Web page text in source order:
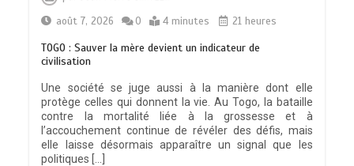
août 7, 2026
0 4 minutes 21 heures
TOGO : Sauver la mère devient un indicateur de
civilisation
Une société se juge aussi à la manière dont elle
protège celles qui donnent la vie. Au Togo, la bataille
contre la mortalité liée à la grossesse et à
l’accouchement continue de révéler des défis, mais
elle laisse désormais apparaître un signal que les
politiques […]